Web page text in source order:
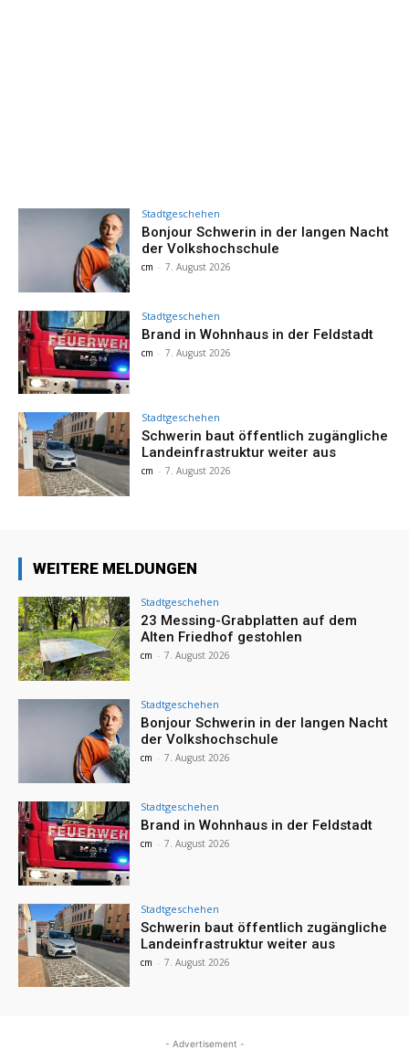
Stadtgeschehen
Bonjour Schwerin in der langen Nacht
der Volkshochschule
cm - 7. August 2026
Stadtgeschehen
Brand in Wohnhaus in der Feldstadt
cm - 7. August 2026
Stadtgeschehen
Schwerin baut öffentlich zugängliche
Landeinfrastruktur weiter aus
cm - 7. August 2026
WEITERE MELDUNGEN
Stadtgeschehen
23 Messing-Grabplatten auf dem
Alten Friedhof gestohlen
cm - 7. August 2026
Stadtgeschehen
Bonjour Schwerin in der langen Nacht
der Volkshochschule
cm - 7. August 2026
Stadtgeschehen
Brand in Wohnhaus in der Feldstadt
cm - 7. August 2026
Stadtgeschehen
Schwerin baut öffentlich zugängliche
Landeinfrastruktur weiter aus
cm - 7. August 2026
- Advertisement -